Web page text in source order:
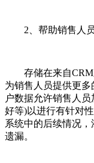
2、帮助销售人员
存储在来自CRM
为销售人员提供更
户数据允许销售人
好等)以进行有针对
系统中的后续情况
遗漏。